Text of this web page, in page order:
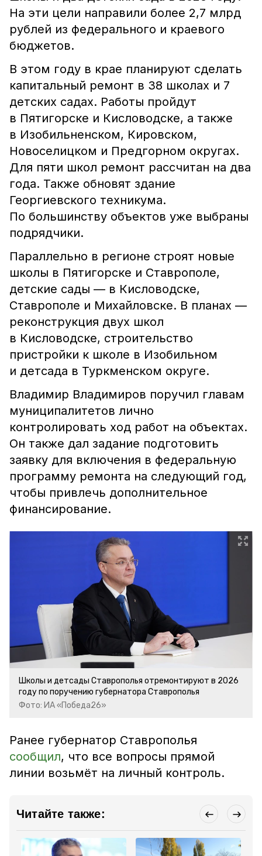
На эти цели направили более 2,7 млрд
рублей из федерального и краевого
бюджетов.
В этом году в крае планируют сделать
капитальный ремонт в 38 школах и 7
детских садах. Работы пройдут
в Пятигорске и Кисловодске, а также
в Изобильненском, Кировском,
Новоселицком и Предгорном округах.
Для пяти школ ремонт рассчитан на два
года. Также обновят здание
Георгиевского техникума.
По большинству объектов уже выбраны
подрядчики.
Параллельно в регионе строят новые
школы в Пятигорске и Ставрополе,
детские сады — в Кисловодске,
Ставрополе и Михайловске. В планах —
реконструкция двух школ
в Кисловодске, строительство
пристройки к школе в Изобильном
и детсада в Туркменском округе.
Владимир Владимиров поручил главам
муниципалитетов лично
контролировать ход работ на объектах.
Он также дал задание подготовить
заявку для включения в федеральную
программу ремонта на следующий год,
чтобы привлечь дополнительное
финансирование.
Школы и детсады Ставрополья отремонтируют в 2026
году по поручению губернатора Ставрополья
Фото: ИА «Победа26»
Ранее губернатор Ставрополья
сообщил, что все вопросы прямой
линии возьмёт на личный контроль.
Читайте также: